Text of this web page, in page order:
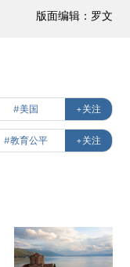
版面编辑：罗文
#美国 +关注
#教育公平 +关注